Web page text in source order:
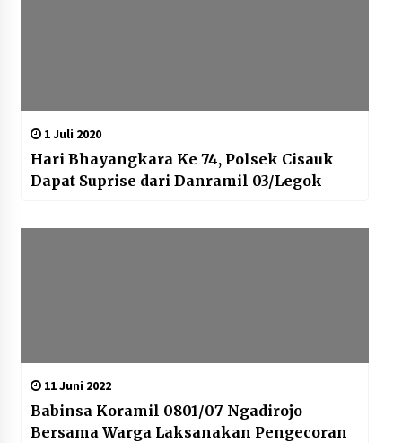
1 Juli 2020
Hari Bhayangkara Ke 74, Polsek Cisauk
Dapat Suprise dari Danramil 03/Legok
11 Juni 2022
Babinsa Koramil 0801/07 Ngadirojo
Bersama Warga Laksanakan Pengecoran